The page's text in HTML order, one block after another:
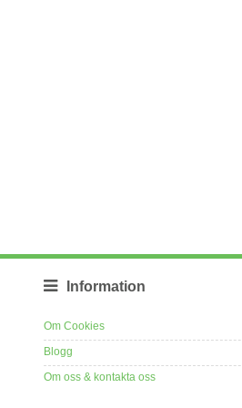
Information
Om Cookies
Blogg
Om oss & kontakta oss